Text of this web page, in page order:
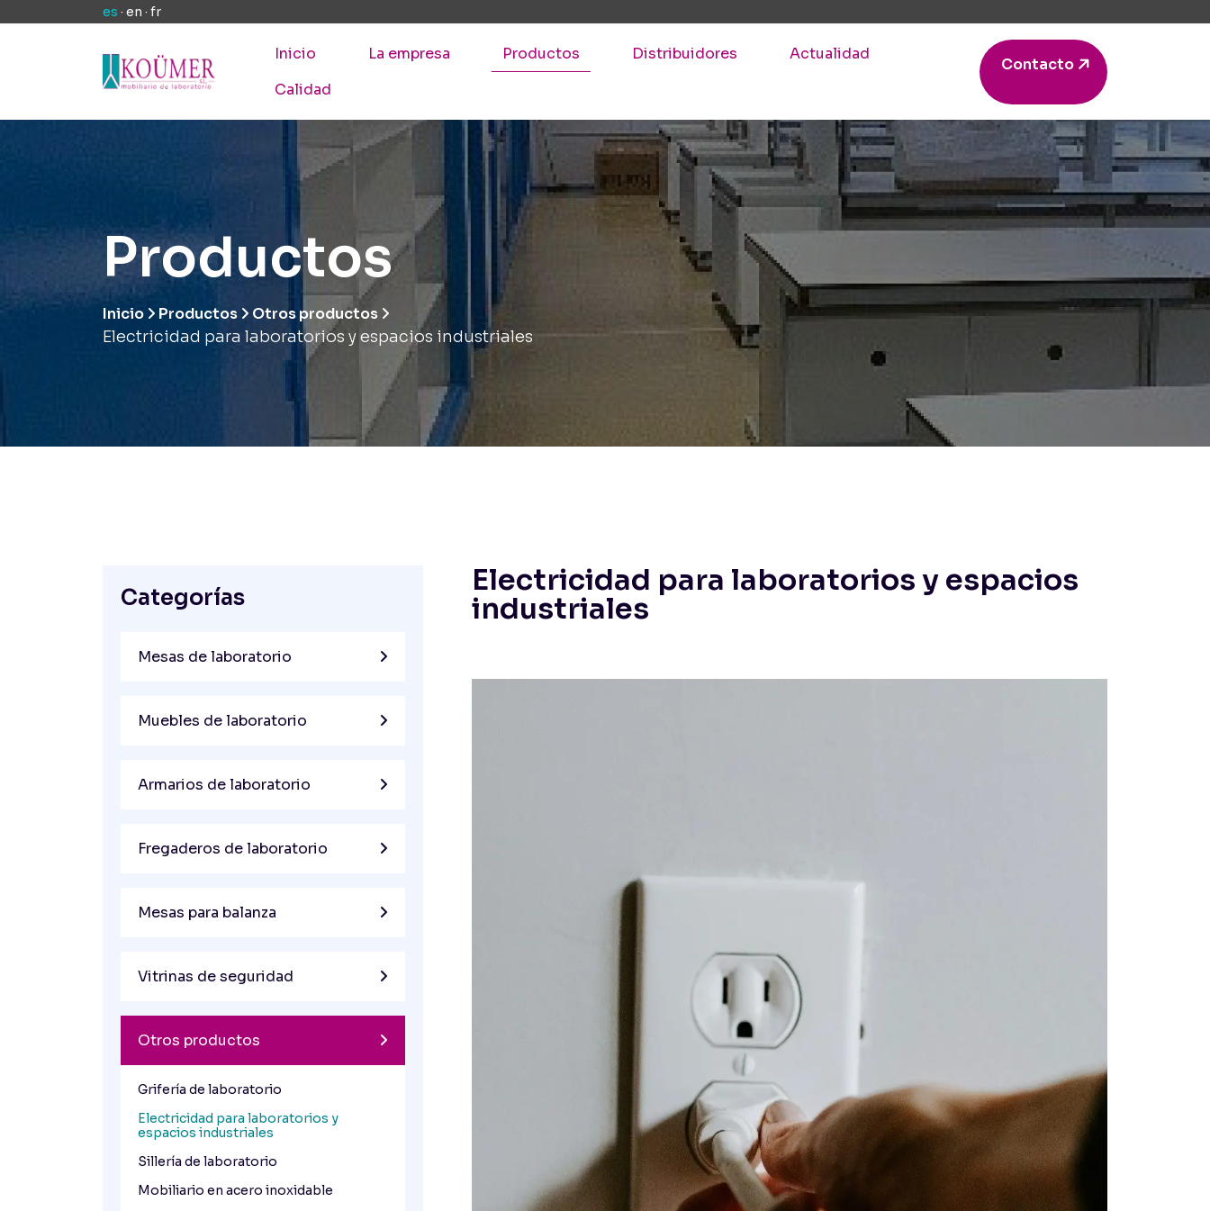
es · en · fr
Inicio La empresa Productos Distribuidores
Actualidad
Calidad
Contacto
Productos
Inicio Productos Otros productos
Electricidad para laboratorios y espacios industriales
Categorías
Mesas de laboratorio
Muebles de laboratorio
Armarios de laboratorio
Fregaderos de laboratorio
Mesas para balanza
Vitrinas de seguridad
Otros productos
Grifería de laboratorio
Electricidad para laboratorios y
espacios industriales
Sillería de laboratorio
Mobiliario en acero inoxidable
Electricidad para laboratorios y espacios
industriales